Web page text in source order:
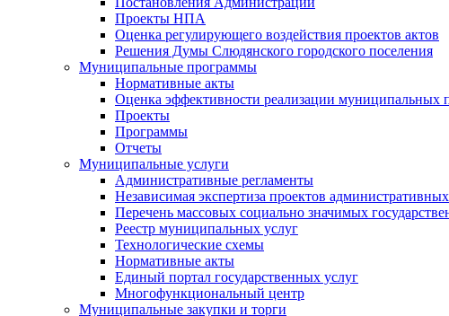
Проекты НПА
Оценка регулирующего воздействия проектов актов
Решения Думы Слюдянского городского поселения
Муниципальные программы
Нормативные акты
Оценка эффективности реализации муниципальных
Проекты
Программы
Отчеты
Муниципальные услуги
Административные регламенты
Независимая экспертиза проектов
Перечень массовых социально значимых
Реестр муниципальных услуг
Технологические схемы
Нормативные акты
Единый портал государственных услуг
Многофункциональный центр
Муниципальные закупки и торги